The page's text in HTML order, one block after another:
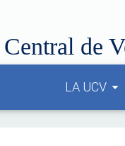
de
LA UCV arrow_drop_down